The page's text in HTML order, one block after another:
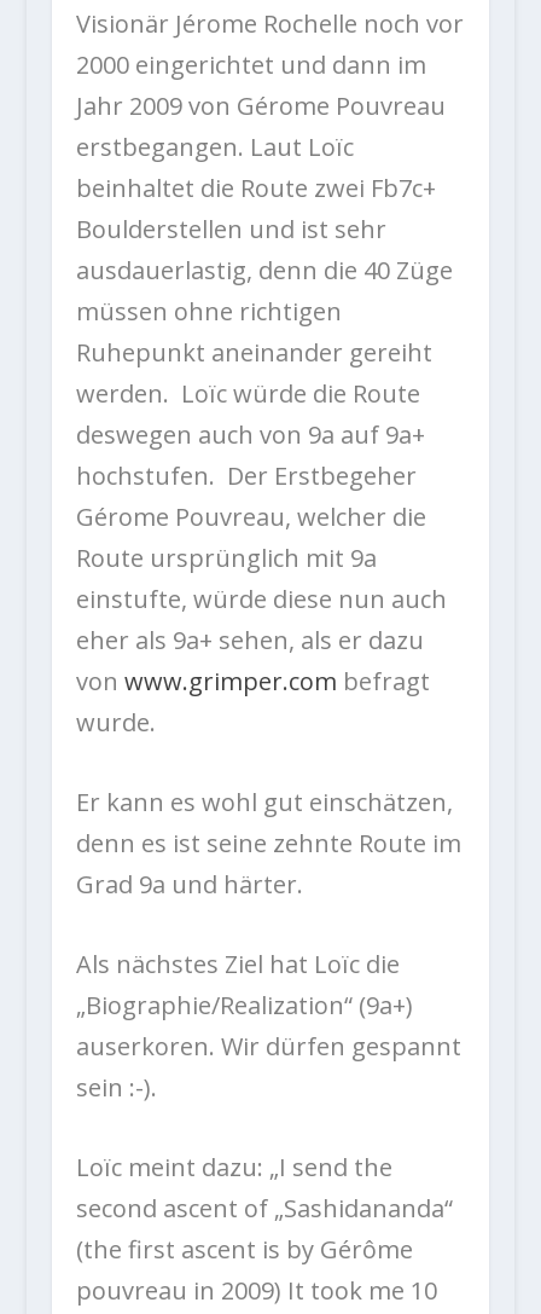
Visionär Jérome Rochelle noch vor
2000 eingerichtet und dann im
Jahr 2009 von Gérome Pouvreau
erstbegangen. Laut Loïc
beinhaltet die Route zwei Fb7c+
Boulderstellen und ist sehr
ausdauerlastig, denn die 40 Züge
müssen ohne richtigen
Ruhepunkt aneinander gereiht
werden. Loïc würde die Route
deswegen auch von 9a auf 9a+
hochstufen. Der Erstbegeher
Gérome Pouvreau, welcher die
Route ursprünglich mit 9a
einstufte, würde diese nun auch
eher als 9a+ sehen, als er dazu
von www.grimper.com befragt
wurde.
Er kann es wohl gut einschätzen,
denn es ist seine zehnte Route im
Grad 9a und härter.
Als nächstes Ziel hat Loïc die
„Biographie/Realization“ (9a+)
auserkoren. Wir dürfen gespannt
sein :-).
Loïc meint dazu: „I send the
second ascent of „Sashidananda“
(the first ascent is by Gérôme
pouvreau in 2009) It took me 10